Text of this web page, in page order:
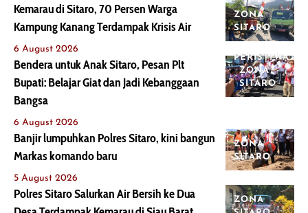
ZONA
SITARO
Kemarau di Sitaro, 70 Persen Warga
Kampung Kanang Terdampak Krisis Air
6 August 2026
PERISTIWA
ZONA
SITARO
Bendera untuk Anak Sitaro, Pesan Plt
Bupati: Belajar Giat dan Jadi Kebanggaan
Bangsa
6 August 2026
ZONA
SITARO
Banjir lumpuhkan Polres Sitaro, kini bangun
Markas komando baru
5 August 2026
ZONA
Polres Sitaro Salurkan Air Bersih ke Dua